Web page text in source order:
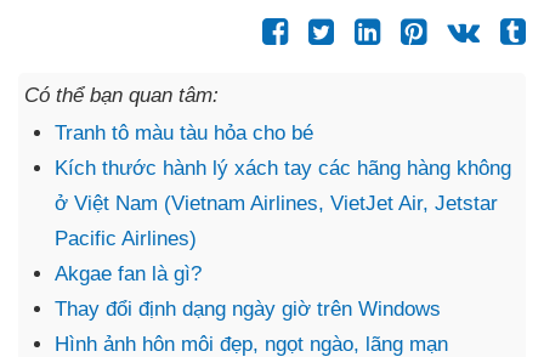
Có thể bạn quan tâm:
Tranh tô màu tàu hỏa cho bé
Kích thước hành lý xách tay các hãng hàng không
ở Việt Nam (Vietnam Airlines, VietJet Air, Jetstar
Pacific Airlines)
Akgae fan là gì?
Thay đổi định dạng ngày giờ trên Windows
Hình ảnh hôn môi đẹp, ngọt ngào, lãng mạn